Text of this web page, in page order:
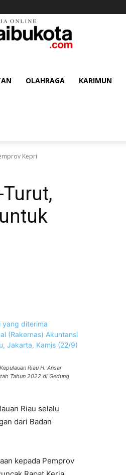
OLAHRAGA KARIMUN
Kepri
Riau H. Ansar
Tahun 2022 di Gedung
Riau selalu
dari Badan
kepada Pemprov